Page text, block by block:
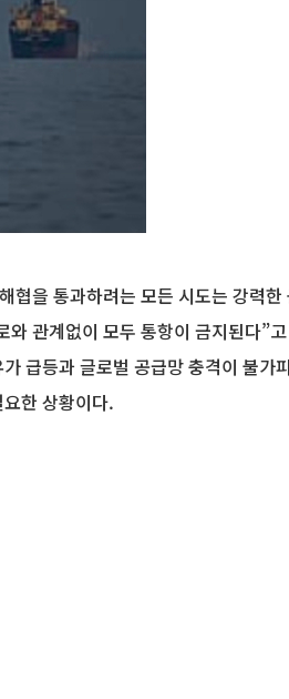
을 통과하려는 모든 시도는 강력
관계없이 모두 통항이 금지된다”
급등과 글로벌 공급망 충격이 불가
한 상황이다.